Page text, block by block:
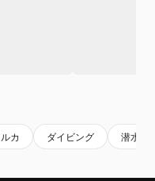
カ ダイビング 潜水艦